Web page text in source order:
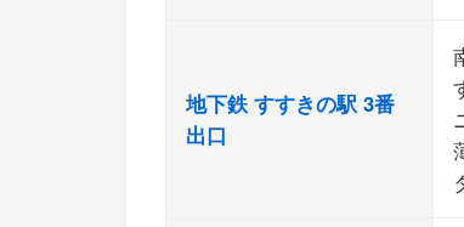
地下鉄 すすきの駅 3番
出口